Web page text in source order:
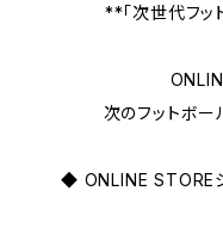
**「次世代フッ
次のフットボー
◆ ONLINE STORE